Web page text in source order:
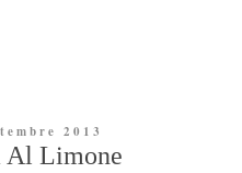
2013
Al Limone